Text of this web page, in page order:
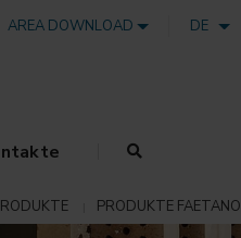
AREA DOWNLOAD DE
PRODUKTE FAETANO